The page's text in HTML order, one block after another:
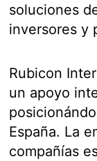
soluciones
inversores y
Rubicon
un apoyo
España. La
compañías